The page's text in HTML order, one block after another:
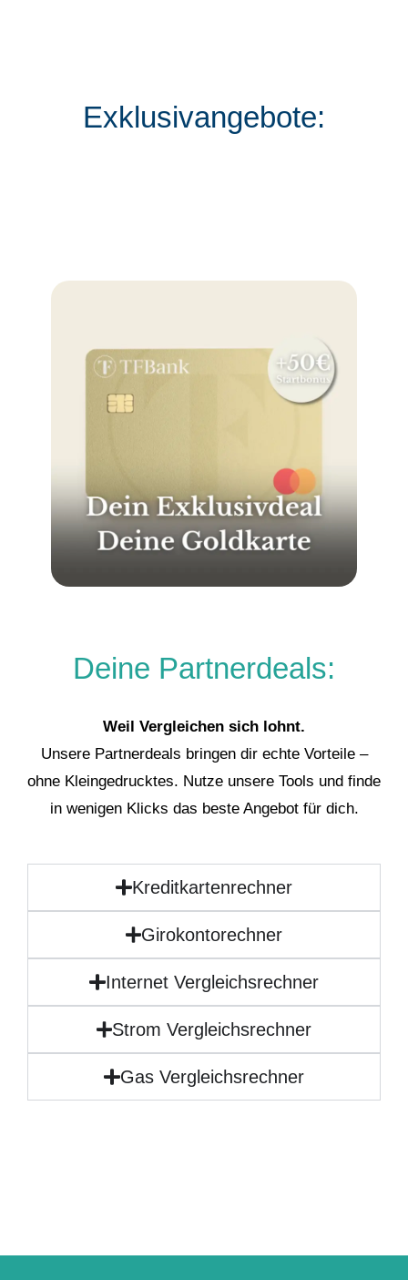
Exklusivangebote:
Deine Partnerdeals:
Weil Vergleichen sich lohnt.
Unsere Partnerdeals bringen dir echte Vorteile –
ohne Kleingedrucktes. Nutze unsere Tools und finde
in wenigen Klicks das beste Angebot für dich.
Kreditkartenrechner
Girokontorechner
Internet Vergleichsrechner
Strom Vergleichsrechner
Gas Vergleichsrechner